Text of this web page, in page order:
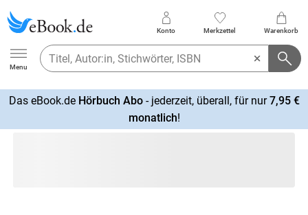
Ebook.de
Menu
Konto Merkzettel Warenkorb
Das eBook.de Hörbuch Abo- jederzeit, überall, für nur7,95 €
monatlich!